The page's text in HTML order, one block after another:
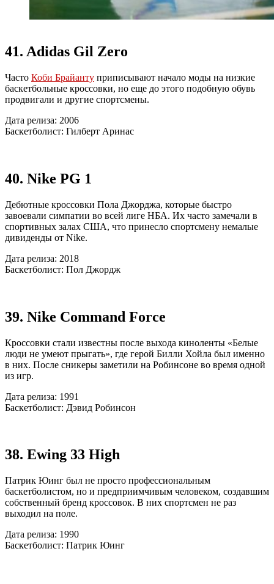
41. Adidas Gil Zero
Часто Коби Брайанту приписывают начало моды на низкие
баскетбольные кроссовки, но еще до этого подобную обувь
продвигали и другие спортсмены.
Дата релиза: 2006
Баскетболист: Гилберт Аринас
40. Nike PG 1
Дебютные кроссовки Пола Джорджа, которые быстро
завоевали симпатии во всей лиге НБА. Их часто замечали в
спортивных залах США, что принесло спортсмену немалые
дивиденды от Nike.
Дата релиза: 2018
Баскетболист: Пол Джордж
39. Nike Command Force
Кроссовки стали известны после выхода киноленты «Белые
люди не умеют прыгать», где герой Билли Хойла был именно
в них. После сникеры заметили на Робинсоне во время одной
из игр.
Дата релиза: 1991
Баскетболист: Дэвид Робинсон
38. Ewing 33 High
Патрик Юинг был не просто профессиональным
баскетболистом, но и предприимчивым человеком, создавшим
собственный бренд кроссовок. В них спортсмен не раз
выходил на поле.
Дата релиза: 1990
Баскетболист: Патрик Юинг